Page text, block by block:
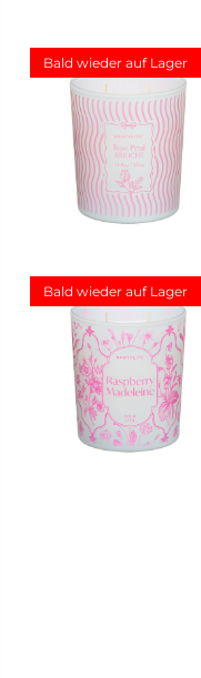
Bald wieder auf Lager
Duftkerze Rose Petal
Brioche
29,95 €
Bald wieder auf Lager